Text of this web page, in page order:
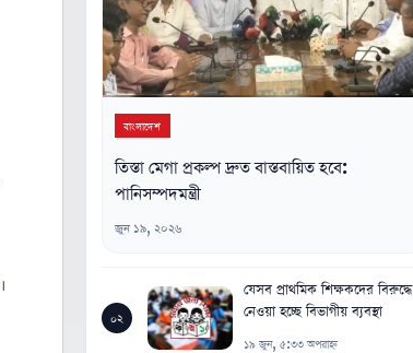
বাংলাদেশ
তিস্তা মেগা প্রকল্প দ্রুত বাস্তবায়িত হবে:
পানিসম্পদমন্ত্রী
জুন ১৯, ২০২৬
০২
যেসব প্রাথমিক শিক্ষকদের বিরুদ্ধে
নেওয়া হচ্ছে বিভাগীয় ব্যবস্থা
১৯ জুন, ৫:৩৩ অপরাহ্ন